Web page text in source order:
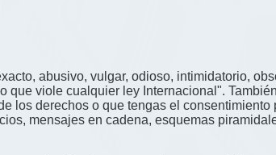
abusivo, vulgar, odioso, intimidatorio,
que viole cualquier ley Internacional".
los derechos o que tengas el consentimiento
mensajes en cadena, esquemas